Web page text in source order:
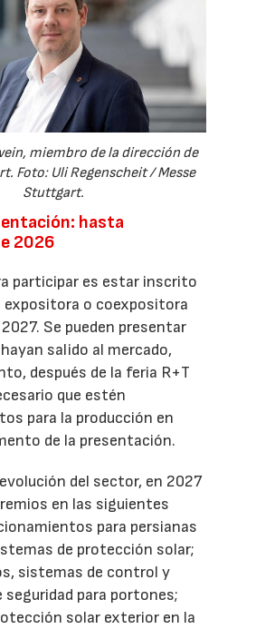
miembro de la dirección de
Foto: Uli Regenscheit / Messe
Stuttgart.
hasta
2026
participar es estar inscrito
expositora o coexpositora
Se pueden presentar
salido al mercado,
después de la feria R+T
que estén
para la producción en
de la presentación.
del sector, en 2027
en las siguientes
para persianas
de protección solar;
sistemas de control y
para portones;
solar exterior en la